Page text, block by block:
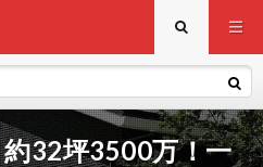
32坪3500万！一